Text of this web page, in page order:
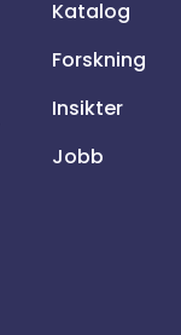
Katalog
Forskning
Insikter
Jobb